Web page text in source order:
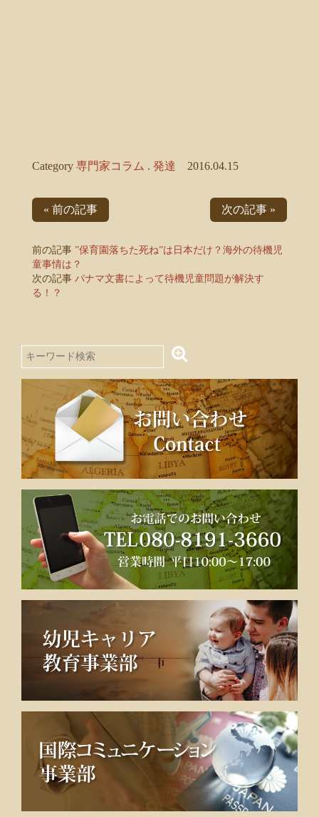
Category 専門家コラム . 発達 2016.04.15
« 前の記事 次の記事 »
前の記事 ”保育園落ちた死ね”は日本だけ？海外の待機児
童事情は？
次の記事 パナマ文書によって待機児童問題が解決す
る！？